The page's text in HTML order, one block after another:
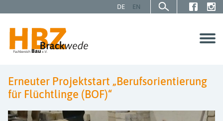
DE EN
SCHÜLER | AZUBIS
GESELLEN | MEISTER
Erneuter Projektstart „Berufsorientierung
für Flüchtlinge (BOF)“